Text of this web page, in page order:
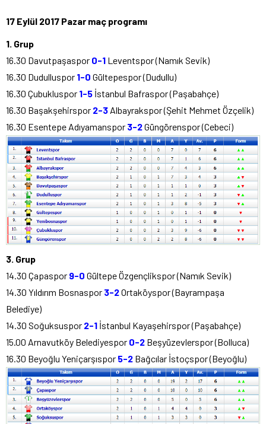
17 Eylül 2017 Pazar maç programı
1. Grup
16.30 Davutpaşaspor 0-1 Leventspor (Namık Sevik)
16.30 Dudulluspor 1-0 Gültepespor (Dudullu)
16.30 Çubukluspor 1-5 İstanbul Bafraspor (Paşabahçe)
16.30 Başakşehirspor 2-3 Albayrakspor (Şehit Mehmet Özçelik)
16.30 Esentepe Adıyamanspor 3-2Güngörenspor (Cebeci)
3. Grup
14.30 Çapaspor 9-0 Gültepe Özgençlikspor (Namık Sevik)
14.30 Yıldırım Bosnaspor 3-2Ortaköyspor (Bayrampaşa
Belediye)
14.30 Soğuksuspor 2-1 İstanbul Kayaşehirspor (Paşabahçe)
15.00 Arnavutköy Belediyespor 0-2 Beşyüzevlerspor (Bolluca)
16.30 Beyoğlu Yeniçarşıspor 5-2 Bağcılar İstoçspor (Beyoğlu)